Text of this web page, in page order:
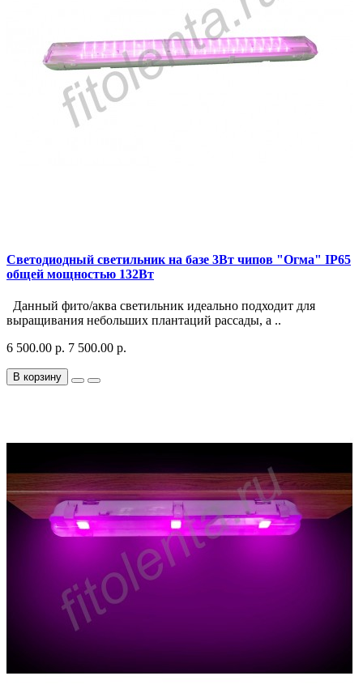
Светодиодный светильник на базе 3Вт чипов "Огма" IP65
общей мощностью 132Вт
Данный фито/аква светильник идеально подходит для
выращивания небольших плантаций рассады, а ..
6 500.00 р. 7 500.00 р.
В корзину